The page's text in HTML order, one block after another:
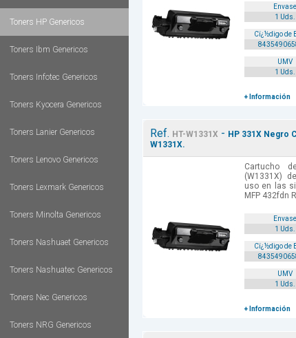
Toners HP Genericos
Toners Ibm Genericos
Toners Infotec Genericos
Toners Kyocera Genericos
Toners Lanier Genericos
Toners Lenovo Genericos
Toners Lexmark Genericos
Toners Minolta Genericos
Toners Nashuaet Genericos
Toners Nashuatec Genericos
Toners Nec Genericos
Toners NRG Genericos
Envase
1 Uds.
Cï¿½digo de
UMV
1 Uds.
+ Información
Ref. HT-W1331X - HP 331X Negro
W1331X.
Cartucho
(W1331X)
uso en las
MFP 432fdn
Envase
1 Uds.
Cï¿½digo de
UMV
1 Uds.
+ Información